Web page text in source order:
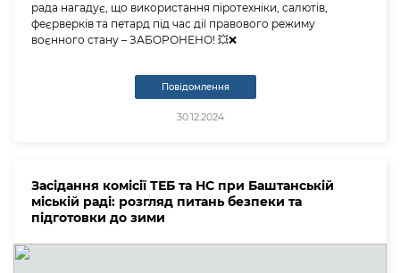
рада нагадує, що використання піротехніки, салютів,
феєрверків та петард під час дії правового режиму
воєнного стану – ЗАБОРОНЕНО! 💥❌️
Повідомлення
30.12.2024
Засідання комісії ТЕБ та НС при Баштанській
міській раді: розгляд питань безпеки та
підготовки до зими